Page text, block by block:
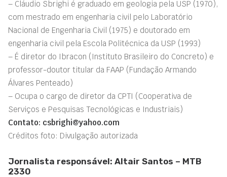
– Cláudio Sbrighi é graduado em geologia pela USP (1970),
com mestrado em engenharia civil pelo Laboratório
Nacional de Engenharia Civil (1975) e doutorado em
engenharia civil pela Escola Politécnica da USP (1993)
– É diretor do Ibracon (Instituto Brasileiro do Concreto) e
professor-doutor titular da FAAP (Fundação Armando
Álvares Penteado)
– Ocupa o cargo de diretor da CPTI (Cooperativa de
Serviços e Pesquisas Tecnológicas e Industriais)
Contato: csbrighi@yahoo.com
Créditos foto: Divulgação autorizada
Jornalista responsável: Altair Santos – MTB
2330